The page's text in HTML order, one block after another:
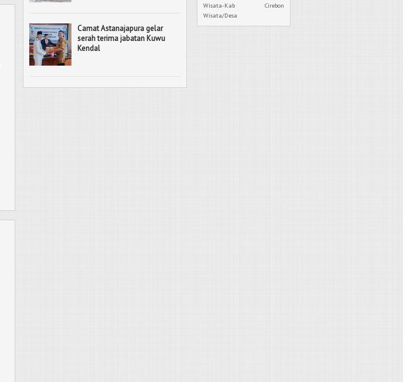
Camat Astanajapura gelar
serah terima jabatan Kuwu
Kendal
Wisata-Kab Cirebon
Wisata/Desa